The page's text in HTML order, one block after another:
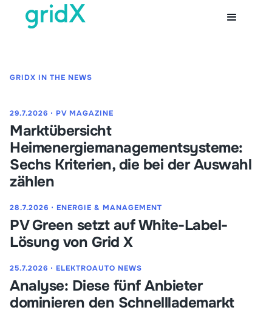
GRIDX IN THE NEWS
29.7.2026 ⋅ PV MAGAZINE
Marktübersicht
Heimenergiemanagementsysteme:
Sechs Kriterien, die bei der Auswahl
zählen
28.7.2026 ⋅ ENERGIE & MANAGEMENT
PV Green setzt auf White-Label-
Lösung von Grid X
25.7.2026 ⋅ ELEKTROAUTO NEWS
Analyse: Diese fünf Anbieter
dominieren den Schnelllademarkt